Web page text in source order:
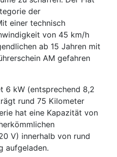
der
einer technisch
von 45 km/h
ab 15 Jahren mit
AM gefahren
6 kW (entsprechend 8,2
rund 75 Kilometer
hat eine Kapazität von
V) innerhalb von rund
aufgeladen.